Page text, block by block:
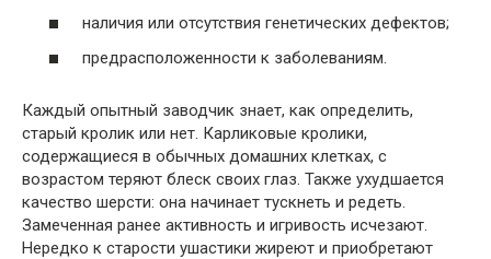
наличия или отсутствия генетических дефектов;
предрасположенности к заболеваниям.
Каждый опытный заводчик знает, как определить,
старый кролик или нет. Карликовые кролики,
содержащиеся в обычных домашних клетках, с
возрастом теряют блеск своих глаз. Также ухудшается
качество шерсти: она начинает тускнеть и редеть.
Замеченная ранее активность и игривость исчезают.
Нередко к старости ушастики жиреют и приобретают